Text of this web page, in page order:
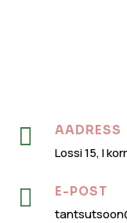
 AADRESS
Lossi 15, I
 E-POST